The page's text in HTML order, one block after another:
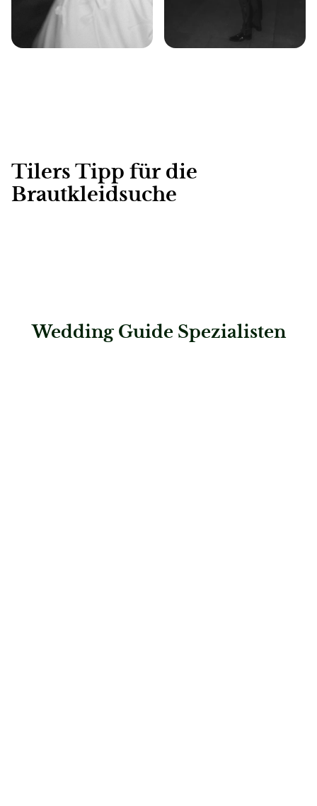
Tilers Tipp für die
Brautkleidsuche
Wedding Guide Spezialisten